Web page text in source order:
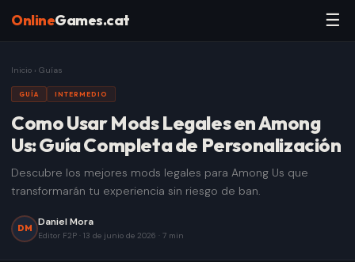
OnlineGames.cat ☰
Inicio › Guías
GUÍA INTERMEDIO
Como Usar Mods Legales en Among
Us: Guía Completa de Personalización
Descubre los mejores mods legales para Among Us que
transformarán tu experiencia sin riesgo de ban.
DM Daniel Mora
Editor F2P 13 de junio de 2026 7 min